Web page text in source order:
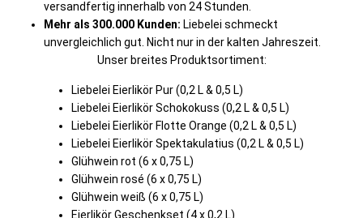
versandfertig innerhalb von 24 Stunden.
Mehr als 300.000 Kunden: Liebelei schmeckt
unvergleichlich gut. Nicht nur in der kalten Jahreszeit.
Unser breites Produktsortiment:
Liebelei Eierlikör Pur (0,2 L & 0,5 L)
Liebelei Eierlikör Schokokuss (0,2 L & 0,5 L)
Liebelei Eierlikör Flotte Orange (0,2 L & 0,5 L)
Liebelei Eierlikör Spektakulatius (0,2 L & 0,5 L)
Glühwein rot (6 x 0,75 L)
Glühwein rosé (6 x 0,75 L)
Glühwein weiß (6 x 0,75 L)
Eierlikör Geschenkset (4 x 0,2 L)